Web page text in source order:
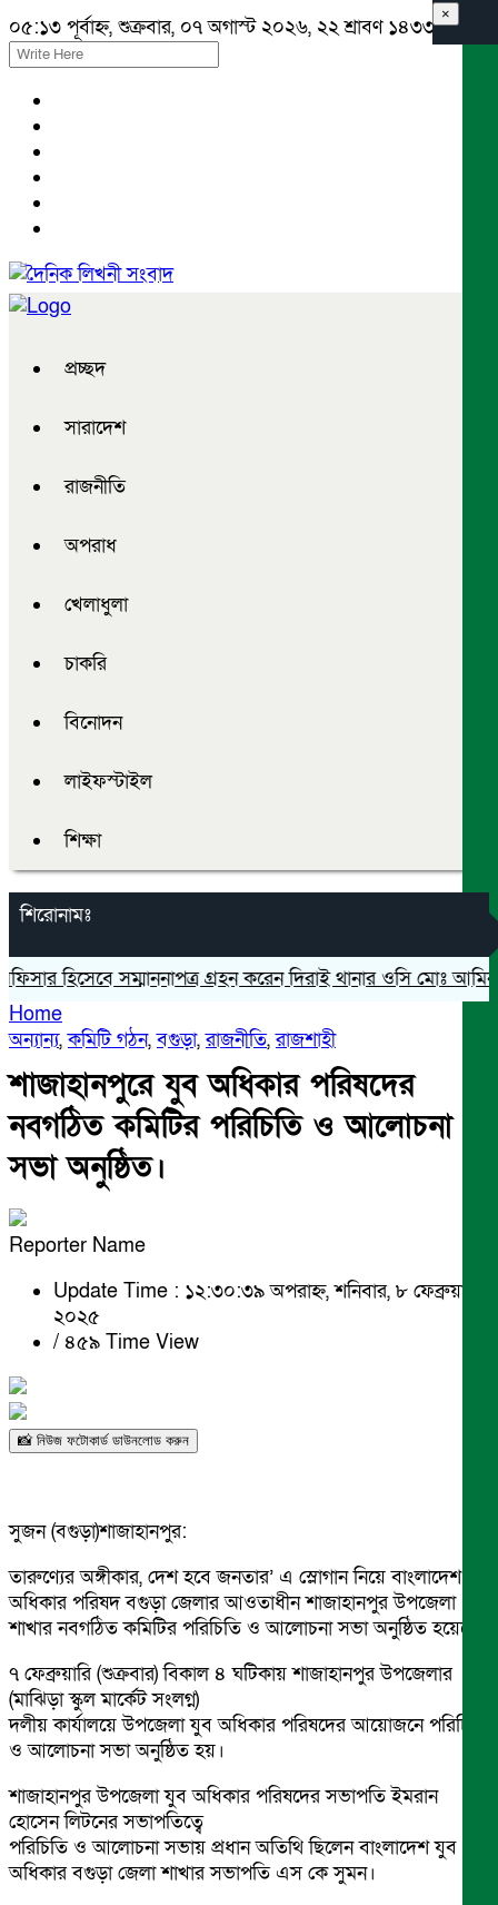
০৫:১৩ পূর্বাহ্ন, শুক্রবার, ০৭ অগাস্ট ২০২৬, ২২ শ্রাবণ ১৪৩৩ বঙ্গাব্দ
প্রচ্ছদ
সারাদেশ
রাজনীতি
অপরাধ
খেলাধুলা
চাকরি
বিনোদন
লাইফস্টাইল
শিক্ষা
শিরোনামঃ
হিসেবে সম্মাননাপত্র গ্রহন করেন দিরাই থানার ওসি মোঃ আমিনুল
×
Home
অন্যান্য,কমিটি গঠন,বগুড়া,রাজনীতি,রাজশাহী
শাজাহানপুরে যুব অধিকার পরিষদের
নবগঠিত কমিটির পরিচিতি ও আলোচনা
সভা অনুষ্ঠিত।
Reporter Name
Update Time : ১২:৩০:৩৯ অপরাহ্ন, শনিবার, ৮ ফেব্রুয়ারী
২০২৫
/ ৪৫৯ Time View
📸 নিউজ ফটোকার্ড ডাউনলোড করুন
সুজন (বগুড়া)শাজাহানপুর:
তারুণ্যের অঙ্গীকার, দেশ হবে জনতার’ এ স্লোগান নিয়ে বাংলাদেশ যুব
অধিকার পরিষদ বগুড়া জেলার আওতাধীন শাজাহানপুর উপজেলা
শাখার নবগঠিত কমিটির পরিচিতি ও আলোচনা সভা অনুষ্ঠিত হয়েছে।
৭ ফেব্রুয়ারি (শুক্রবার) বিকাল ৪ ঘটিকায় শাজাহানপুর উপজেলার
(মাঝিড়া স্কুল মার্কেট সংলগ্ন)
দলীয় কার্যালয়ে উপজেলা যুব অধিকার পরিষদের আয়োজনে পরিচিতি
ও আলোচনা সভা অনুষ্ঠিত হয়।
শাজাহানপুর উপজেলা যুব অধিকার পরিষদের সভাপতি ইমরান
হোসেন লিটনের সভাপতিত্বে
পরিচিতি ও আলোচনা সভায় প্রধান অতিথি ছিলেন বাংলাদেশ যুব
অধিকার বগুড়া জেলা শাখার সভাপতি এস কে সুমন।